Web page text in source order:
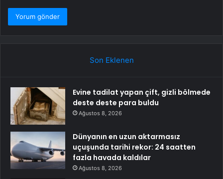
Son Eklenen
Evine tadilat yapan çift, gizli bölmede
deste deste para buldu
Ağustos 8, 2026
Dünyanın en uzun aktarmasız
uçuşunda tarihi rekor: 24 saatten
fazla havada kaldılar
Ağustos 8, 2026